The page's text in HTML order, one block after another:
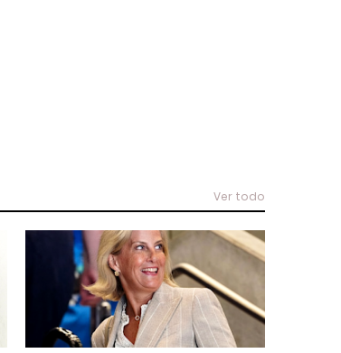
Ver todo